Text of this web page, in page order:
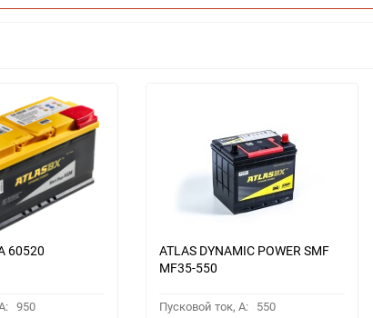
60520
950
ATLAS DYNAMIC POWER SMF
MF35-550
Пусковой ток, A: 550